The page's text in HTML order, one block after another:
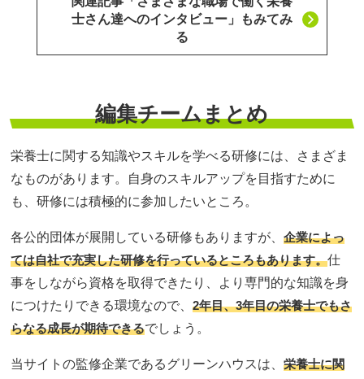
士さん達へのインタビュー」もみてみ
る
編集チームまとめ
栄養士に関する知識やスキルを学べる研修には、さまざま
なものがあります。自身のスキルアップを目指すために
も、研修には積極的に参加したいところ。
各公的団体が展開している研修もありますが、企業によっ
ては自社で充実した研修を行っているところもあります。仕
事をしながら資格を取得できたり、より専門的な知識を身
につけたりできる環境なので、2年目、3年目の栄養士でもさ
らなる成長が期待できるでしょう。
当サイトの監修企業であるグリーンハウスは、栄養士に関